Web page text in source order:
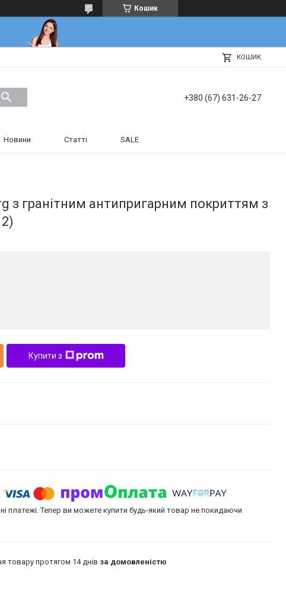
Кошик
КОШИК
+380 (67) 631-26-27
Новини Статті SALE
з гранітним антипригарним покриттям з
Купити з
платежі. Тепер ви можете купити будь-який товар не покидаючи
товару протягом 14 днів за домовленістю